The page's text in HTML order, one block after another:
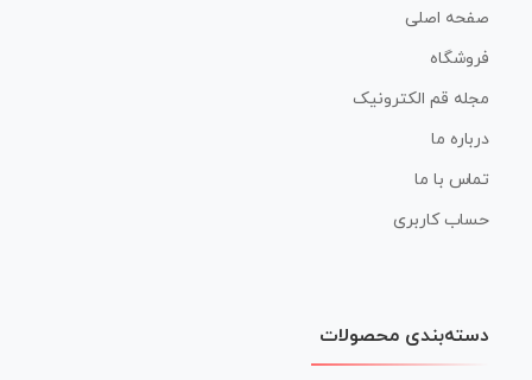
صفحه اصلی
فروشگاه
مجله قم الکترونیک
درباره ما
تماس با ما
حساب کاربری
دسته‌بندی محصولات